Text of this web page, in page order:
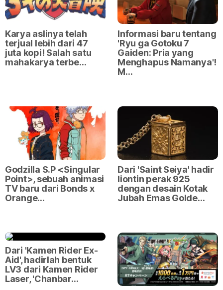
Karya aslinya telah
terjual lebih dari 47
juta kopi! Salah satu
mahakarya terbe…
Informasi baru tentang
'Ryu ga Gotoku 7
Gaiden: Pria yang
Menghapus Namanya'!
M…
Godzilla S.P <Singular
Point>, sebuah animasi
TV baru dari Bonds x
Orange…
Dari 'Saint Seiya' hadir
liontin perak 925
dengan desain Kotak
Jubah Emas Golde…
Dari 'Kamen Rider Ex-
Aid', hadirlah bentuk
LV3 dari Kamen Rider
Laser, 'Chanbar…